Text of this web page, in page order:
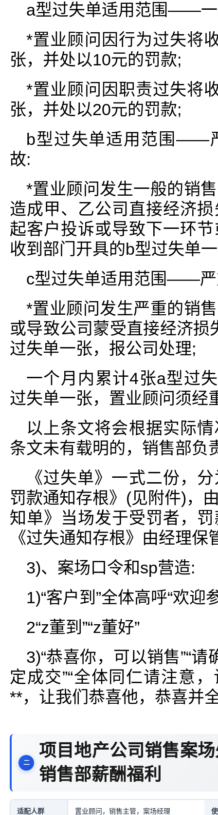
a型过失单适用范围――
*置业顾问因行为过失将
张，并处以10元的罚款;
*置业顾问因职责过失将
张，并处以20元的罚款;
b型过失单适用范围――
故:
*置业顾问发生一般的销
造成甲、乙公司直接经济
起客户投诉或导致下一环
收到部门开具的b型过失单
c型过失单适用范围――严
*置业顾问发生严重的销
或导致公司蒙受直接经济
过失单一张，报公司处理;
一个月内累计4张a型过
过失单一张，置业顾问须经
以上条文将会根据实际
条文未有载明的，销售部负
《过失单》一式二份，
罚款通知存根》(见附件)，
知单》当场发于受罚者，
《过失通知存根》由经理保
3)、案场口令和sp营造:
1)“客户到”全体高呼“欢迎
2“z董到”“z董好”
3)“恭喜你，可以销售”“请
定成交”“全体同仁请注意
**，让我们恭喜他，恭喜并
项目地产公司销售案
销售部薪酬福利
适配人群 置业顾问，销售主管，案场经理